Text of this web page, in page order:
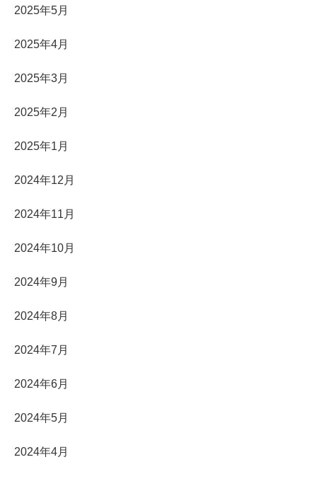
2025年5月
2025年4月
2025年3月
2025年2月
2025年1月
2024年12月
2024年11月
2024年10月
2024年9月
2024年8月
2024年7月
2024年6月
2024年5月
2024年4月